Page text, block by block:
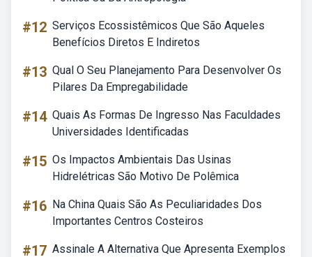
#12 Serviços Ecossistêmicos Que São Aqueles
Benefícios Diretos E Indiretos
#13 Qual O Seu Planejamento Para Desenvolver Os
Pilares Da Empregabilidade
#14 Quais As Formas De Ingresso Nas Faculdades
Universidades Identificadas
#15 Os Impactos Ambientais Das Usinas
Hidrelétricas São Motivo De Polêmica
#16 Na China Quais São As Peculiaridades Dos
Importantes Centros Costeiros
#17 Assinale A Alternativa Que Apresenta Exemplos